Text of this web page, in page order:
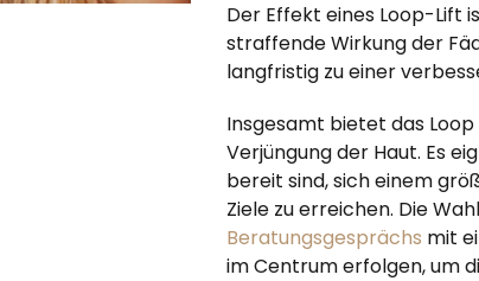
Der Effekt eines Loop-Lift
straffende Wirkung der
langfristig zu einer
Insgesamt bietet das
Verjüngung der Haut. Es
bereit sind, sich einem
Ziele zu erreichen. Die
Beratungsgesprächs mit
im Centrum erfolgen, um